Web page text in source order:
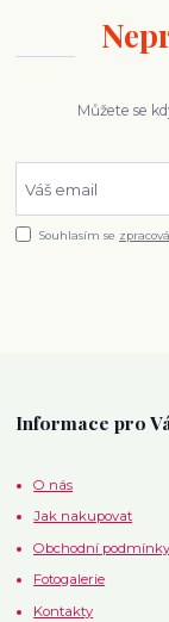
Můžete se
Souhlasím se
Informace pro
O nás
Jak nakupovat
Obchodní podmínky
Fotogalerie
Kontakty